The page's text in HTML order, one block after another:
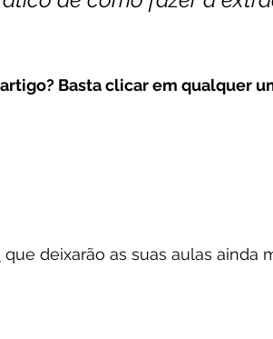
Basta clicar em qualquer
que deixarão as suas aulas ainda